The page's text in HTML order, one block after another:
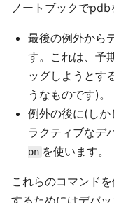
ノートブックで
最後の例外から
す。これは、予
ッグしようとす
うなものです)。
例外の後に(し
ラクティブなデ
on を使います。
これらのコマンド